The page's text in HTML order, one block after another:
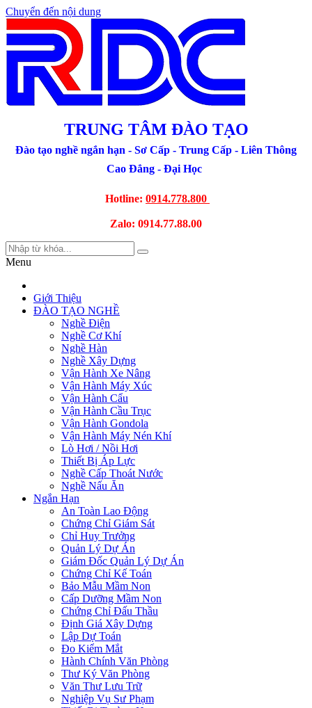
Chuyển đến nội dung
TRUNG TÂM ĐÀO TẠO
Đào tạo nghề ngắn hạn - Sơ Cấp - Trung Cấp - Liên Thông
Cao Đẳng - Đại Học
Hotline: 0914.778.800
Zalo: 0914.77.88.00
Menu
Giới Thiệu
ĐÀO TẠO NGHỀ
Nghề Điện
Nghề Cơ Khí
Nghề Hàn
Nghề Xây Dựng
Vận Hành Xe Nâng
Vận Hành Máy Xúc
Vận Hành Cẩu
Vận Hành Cầu Trục
Vận Hành Gondola
Vận Hành Máy Nén Khí
Lò Hơi / Nồi Hơi
Thiết Bị Áp Lực
Nghề Cấp Thoát Nước
Nghề Nấu Ăn
Ngắn Hạn
An Toàn Lao Động
Chứng Chỉ Giám Sát
Chỉ Huy Trưởng
Quản Lý Dự Án
Giám Đốc Quản Lý Dự Án
Chứng Chỉ Kế Toán
Bảo Mẫu Mầm Non
Cấp Dưỡng Mầm Non
Chứng Chỉ Đấu Thầu
Định Giá Xây Dựng
Lập Dự Toán
Đo Kiểm Mắt
Hành Chính Văn Phòng
Thư Ký Văn Phòng
Văn Thư Lưu Trữ
Nghiệp Vụ Sư Phạm